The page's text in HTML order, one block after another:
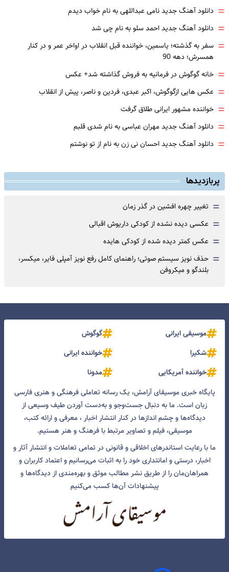
= دانلود آهنگ جدید نامی عبداللهی به نام خواب دیدم
= دانلود آهنگ جدید احمد سلو به نام چی شد
= سفر به گذشته؛ یاسمین، خواننده قبل انقلاب در اواخر عمر و در کنار
همسرش؛ دهه 90
= خانه گوگوش در فرمانیه به فروش گذاشته شد+ عکس
= عکس هایی ازگوگوش، اکبر عبدی، فردین و ناصر، پیش از انقلاب
= خواننده مشهور ایرانی طلاق گرفت
= دانلود آهنگ جدید مهران عباسی به نام شدی قلبم
= دانلود آهنگ جدید احسان نی زن به نام از تو نوشتم
پربازدیدها
= تغییر چهره افشین در گذر زمان
= عکسی دیده نشده از کودکی داریوش اقبالی
= عکس کمتر دیده شده از کودکی هایده
= حذف نویز سیستم صوتی؛ راهنمای کامل رفع نویز آمپلی فایر، میکسر،
بلندگو و میکروفن
موسیقی ایرانی
گوگوش
شکیرا
خواننده ایرانی
خواننده آمریکایی
مدونا
پایگاه خبری موسیقای آرامش، یک رسانه تعاملی فرهنگی و هنری فارسی
زبان است. ما به دنبال جست‌و‌جو و به‌دست آوردن طیف وسیعی از
دیدگاه‌ها و چشم انداز‌ها در کنار انتشار اخبار ، معرفی و ارائه کتب،
موسیقی، فیلم و تصاویر مرتبط با فرهنگ و هنر هستیم.
ما با رعایت استاندرهای اخلاقی و قانونی در تمامی تعاملات و انتشار آثار و
اخبار، درستی و امانتداری خود را به اثبات می‌رسانیم و اعتماد کاربران و
همراهان‌مان را از طریق نشر مطالب موثق و بهره‌مندی از دیدگاه‌ها و
پیشنهادات آن‌ها کسب می‌کنیم